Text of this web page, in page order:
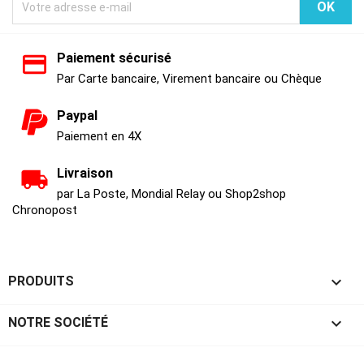
Paiement sécurisé
Par Carte bancaire, Virement bancaire ou Chèque
Paypal
Paiement en 4X
Livraison
par La Poste, Mondial Relay ou Shop2shop
Chronopost
PRODUITS 
NOTRE SOCIÉTÉ 